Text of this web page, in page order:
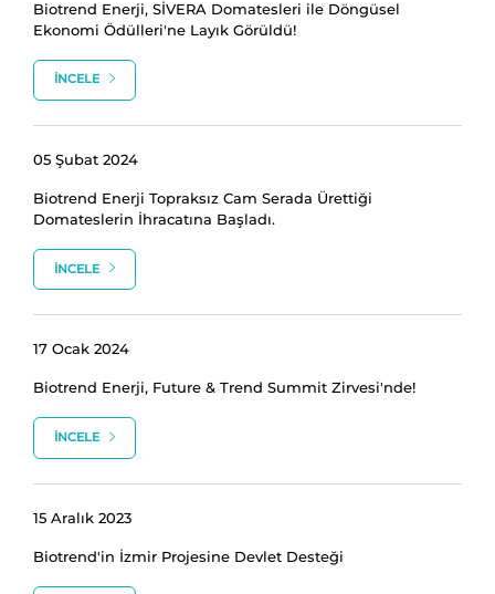
Biotrend Enerji, SİVERA Domatesleri ile Döngüsel
Ekonomi Ödülleri'ne Layık Görüldü!
İNCELE
05 Şubat 2024
Biotrend Enerji Topraksız Cam Serada Ürettiği
Domateslerin İhracatına Başladı.
İNCELE
17 Ocak 2024
Biotrend Enerji, Future & Trend Summit Zirvesi'nde!
İNCELE
15 Aralık 2023
Biotrend'in İzmir Projesine Devlet Desteği